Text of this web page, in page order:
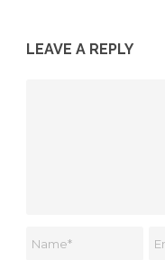
LEAVE A REPLY